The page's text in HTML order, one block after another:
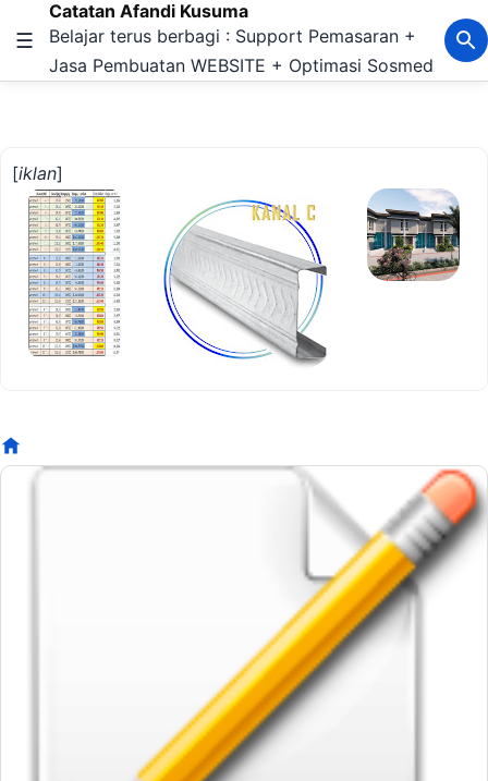
Langsung ke konten utama
☰
Catatan Afandi Kusuma
Belajar terus berbagi : Support Pemasaran +
Jasa Pembuatan WEBSITE + Optimasi Sosmed
[iklan]